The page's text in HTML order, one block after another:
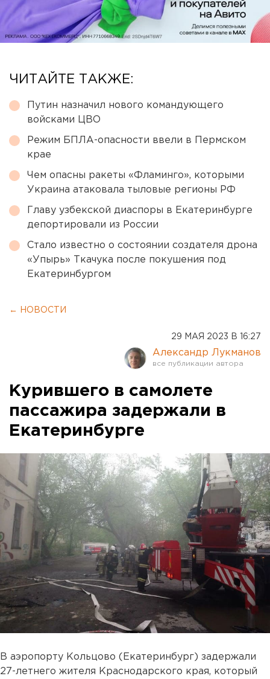
ЧИТАЙТЕ ТАКЖЕ:
Путин назначил нового командующего
войсками ЦВО
Режим БПЛА-опасности ввели в Пермском
крае
Чем опасны ракеты «Фламинго», которыми
Украина атаковала тыловые регионы РФ
Главу узбекской диаспоры в Екатеринбурге
депортировали из России
Стало известно о состоянии создателя дрона
«Упырь» Ткачука после покушения под
Екатеринбургом
← НОВОСТИ
29 МАЯ 2023 В 16:27
Александр Лукманов
Курившего в самолете
пассажира задержали в
Екатеринбурге
В аэропорту Кольцово (Екатеринбург) задержали
27-летнего жителя Краснодарского края, который